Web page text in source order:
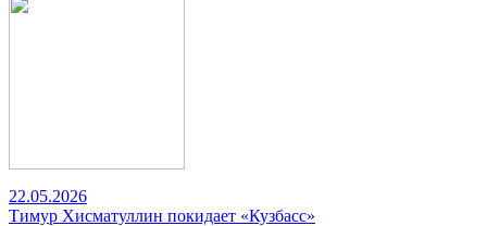
22.05.2026
Тимур Хисматуллин покидает «Кузбасс»